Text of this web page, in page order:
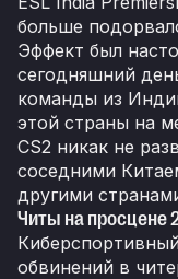
больше
Эффект был
сегодняшний
команды из
этой страны на
CS2 никак не
соседними
другими
Читы на просцене
обвинений в